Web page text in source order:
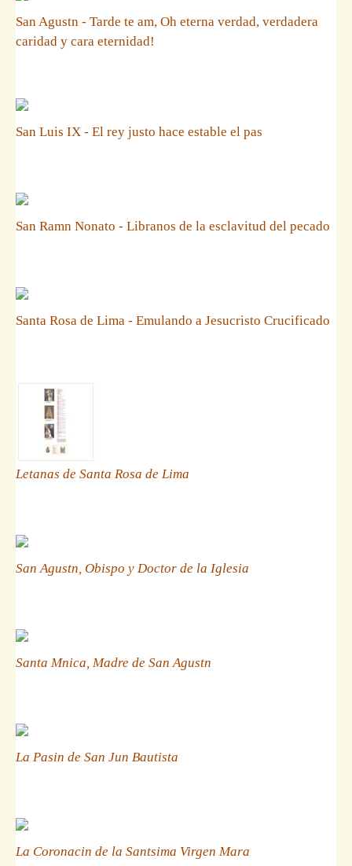
San Agustn - Tarde te am, Oh eterna verdad, verdadera
caridad y cara eternidad!
San Luis IX - El rey justo hace estable el pas
San Ramn Nonato - Libranos de la esclavitud del pecado
Santa Rosa de Lima - Emulando a Jesucristo Crucificado
Letanas de Santa Rosa de Lima
San Agustn, Obispo y Doctor de la Iglesia
Santa Mnica, Madre de San Agustn
La Pasin de San Jun Bautista
La Coronacin de la Santsima Virgen Mara